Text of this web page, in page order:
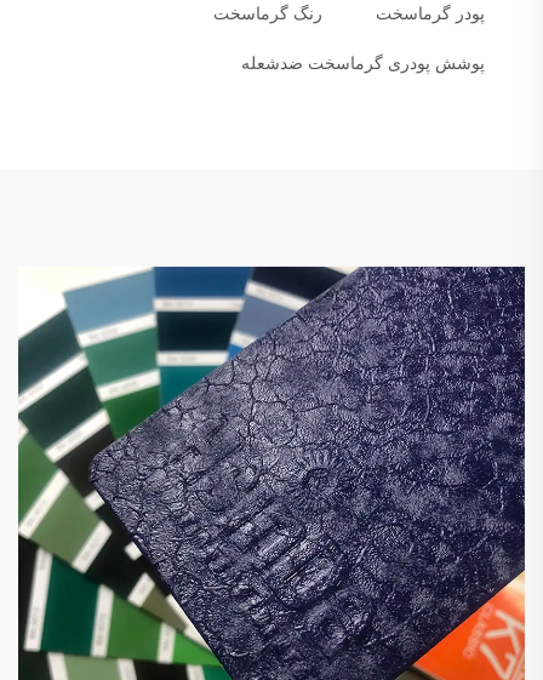
پودر گرماسخت رنگ گرماسخت
پوشش پودری گرماسخت ضدشعله